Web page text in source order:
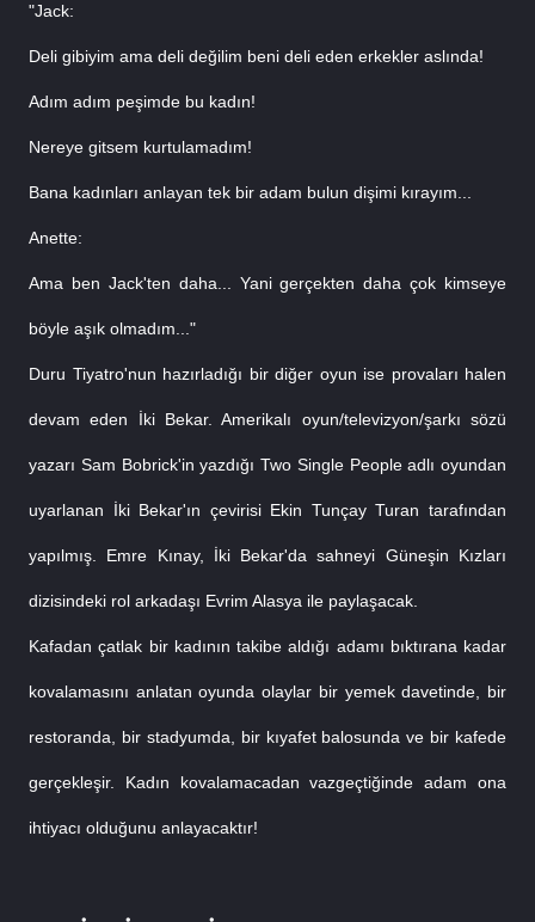
"Jack:
Deli gibiyim ama deli değilim beni deli eden erkekler aslında!
Adım adım peşimde bu kadın!
Nereye gitsem kurtulamadım!
Bana kadınları anlayan tek bir adam bulun dişimi kırayım...
Anette:
Ama ben Jack'ten daha... Yani gerçekten daha çok kimseye
böyle aşık olmadım..."
Duru Tiyatro'nun hazırladığı bir diğer oyun ise provaları halen
devam eden İki Bekar. Amerikalı oyun/televizyon/şarkı sözü
yazarı Sam Bobrick'in yazdığı Two Single People adlı oyundan
uyarlanan İki Bekar'ın çevirisi Ekin Tunçay Turan tarafından
yapılmış. Emre Kınay, İki Bekar'da sahneyi Güneşin Kızları
dizisindeki rol arkadaşı Evrim Alasya ile paylaşacak.
Kafadan çatlak bir kadının takibe aldığı adamı bıktırana kadar
kovalamasını anlatan oyunda olaylar bir yemek davetinde, bir
restoranda, bir stadyumda, bir kıyafet balosunda ve bir kafede
gerçekleşir. Kadın kovalamacadan vazgeçtiğinde adam ona
ihtiyacı olduğunu anlayacaktır!